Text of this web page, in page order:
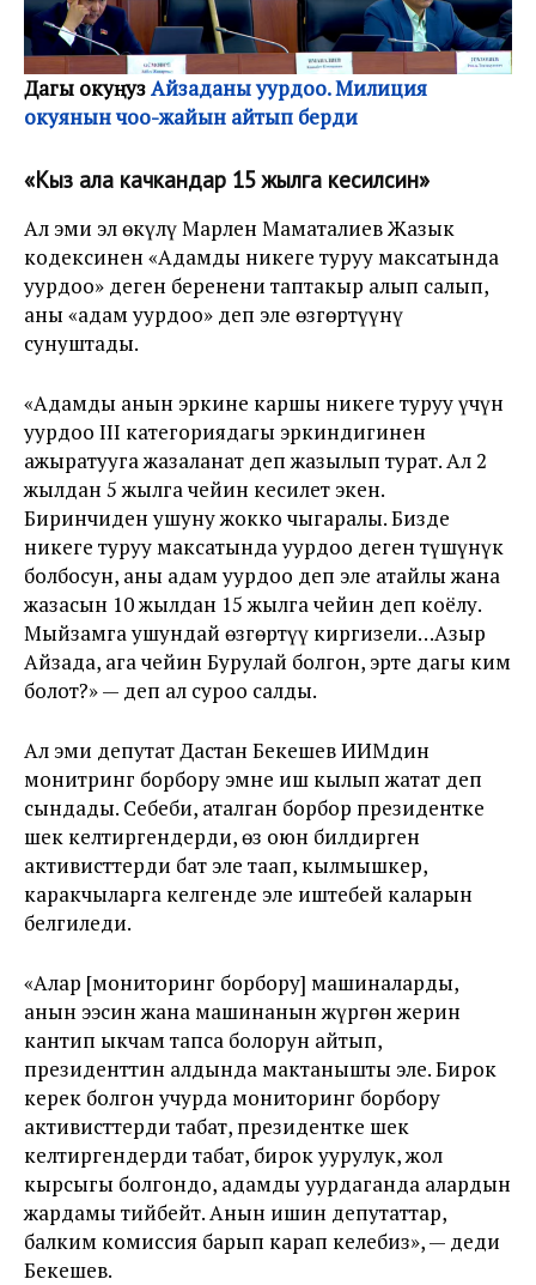
Дагы окуңузАйзаданы уурдоо. Милиция
окуянын чоо-жайын айтып берди
«Кыз ала качкандар 15 жылга кесилсин»
Ал эми эл өкүлү Марлен Маматалиев Жазык
кодексинен «Адамды никеге туруу максатында
уурдоо» деген беренени таптакыр алып салып,
аны «адам уурдоо» деп эле өзгөртүүнү
сунуштады.
«Адамды анын эркине каршы никеге туруу үчүн
уурдоо III категориядагы эркиндигинен
ажыратууга жазаланат деп жазылып турат. Ал 2
жылдан 5 жылга чейин кесилет экен.
Биринчиден ушуну жокко чыгаралы. Бизде
никеге туруу максатында уурдоо деген түшүнүк
болбосун, аны адам уурдоо деп эле атайлы жана
жазасын 10 жылдан 15 жылга чейин деп коёлу.
Мыйзамга ушундай өзгөртүү киргизели…Азыр
Айзада, ага чейин Бурулай болгон, эртең дагы ким
болот?» — деп ал суроо салды.
Ал эми депутат Дастан Бекешев ИИМдин
монитринг борбору эмне иш кылып жатат деп
сындады. Себеби, аталган борбор президентке
шек келтиргендерди, өз оюн билдирген
активисттерди бат эле таап, кылмышкер,
каракчыларга келгенде эле иштебей каларын
белгиледи.
«Алар [мониторинг борбору] машиналарды,
анын ээсин жана машинанын жүргөн жерин
кантип ыкчам тапса болорун айтып,
президенттин алдында мактанышты эле. Бирок
керек болгон учурда мониторинг борбору
активисттерди табат, президентке шек
келтиргендерди табат, бирок уурулук, жол
кырсыгы болгондо, адамды уурдаганда алардын
жардамы тийбейт. Анын ишин депутаттар,
балким комиссия барып карап келебиз», — деди
Бекешев.